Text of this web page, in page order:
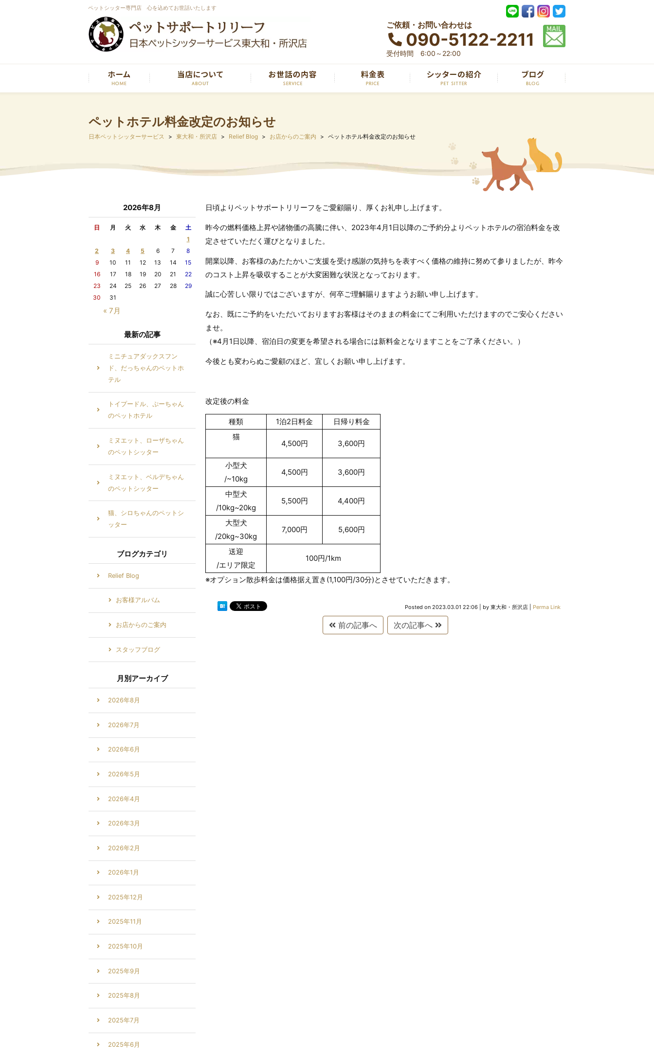
ペットシッター専門店 心を込めてお世話いたします
ご依頼・お問い合わせは
090-5122-2211
受付時間 6:00～22:00
ペットホテル料金改定のお知らせ
日本ペットシッターサービス 東大和・所沢店 Relief Blog お店からのご案内 ペットホテル料金改定のお知らせ
日頃よりペットサポートリリーフをご愛顧賜り、厚くお礼申し上げます。
昨今の燃料価格上昇や諸物価の高騰に伴い、2023年4月1日以降のご予約分よりペットホテルの宿泊料金を改
定させていただく運びとなりました。
開業以降、お客様のあたたかいご支援を受け感謝の気持ちを表すべく価格の維持に努めて参りましたが、昨今
のコスト上昇を吸収することが大変困難な状況となっております。
誠に心苦しい限りではございますが、何卒ご理解賜りますようお願い申し上げます。
なお、既にご予約をいただいておりますお客様はそのままの料金にてご利用いただけますのでご安心ください
ませ。
（※4月1日以降、宿泊日の変更を希望される場合には新料金となりますことをご了承ください。）
今後とも変わらぬご愛顧のほど、宜しくお願い申し上げます。
改定後の料金
種類 1泊2日料金
日帰り料金
猫
4,500円 3,600円
小型犬
/~10kg
4,500円 3,600円
中型犬
/10kg~20kg
5,500円 4,400円
大型犬
/20kg~30kg
7,000円 5,600円
送迎
/エリア限定
100円/1km
※オプション散歩料金は価格据え置き(1,100円/30分)とさせていただきます。
Posted on 2023.03.01 22:06 by 東大和・所沢店 Perma Link
前の記事へ 次の記事へ
2026年8月
日 月 火 水 木 金 土
« 7月
1
2
3 4 5 6 7
8
9
10 11 12 13 14
15
16
17 18 19 20 21
22
23
24 25 26 27 28
29
30
31
最新の記事
ミニチュアダックスフン
ド、だっちゃんのペットホ
テル
トイプードル、ぷーちゃん
のペットホテル
ミヌエット、ローザちゃん
のペットシッター
ミヌエット、ベルデちゃん
のペットシッター
猫、シロちゃんのペットシ
ッター
ブログカテゴリ
Relief Blog
お客様アルバム
お店からのご案内
スタッフブログ
月別アーカイブ
2026年8月
2026年7月
2026年6月
2026年5月
2026年4月
2026年3月
2026年2月
2026年1月
2025年12月
2025年11月
2025年10月
2025年9月
2025年8月
2025年7月
2025年6月